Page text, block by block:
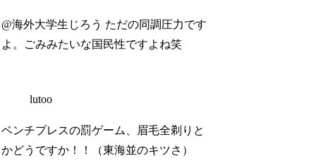
@海外大学生じろう ただの同調圧力です
よ。ごみみたいな国民性ですよね笑
lutoo
ベンチプレスの罰ゲーム、眉毛全剃りと
かどうですか！！（東海並のキツさ）